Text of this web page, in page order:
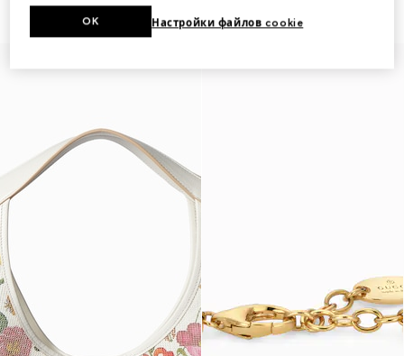
Flora-motif card case
Настройки файлов cookie
OK